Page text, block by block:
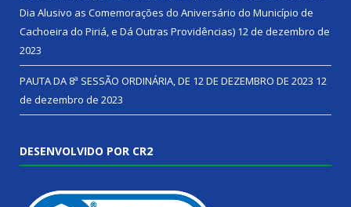
Dia Alusivo as Comemorações do Aniversário do Município de
Cachoeira do Piriá, e Dá Outras Providências) 12 de dezembro de
2023
PAUTA DA 8ª SESSÃO ORDINÁRIA, DE 12 DE DEZEMBRO DE 2023 12
de dezembro de 2023
DESENVOLVIDO POR CR2